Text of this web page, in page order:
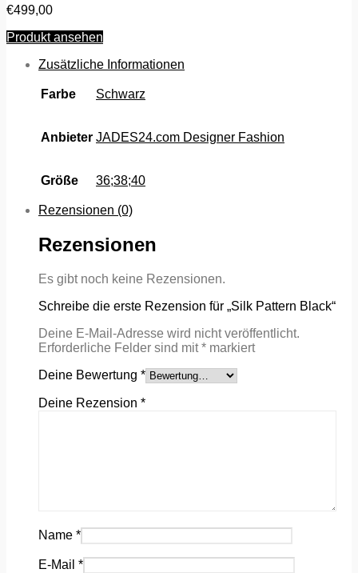
€499,00
Produkt ansehen
Zusätzliche Informationen
Farbe Schwarz
Anbieter JADES24.com Designer Fashion
Größe 36;38;40
Rezensionen (0)
Rezensionen
Es gibt noch keine Rezensionen.
Schreibe die erste Rezension für „Silk Pattern Black“
Deine E-Mail-Adresse wird nicht veröffentlicht.
Erforderliche Felder sind mit* markiert
Deine Bewertung *
Deine Rezension *
Name *
E-Mail *